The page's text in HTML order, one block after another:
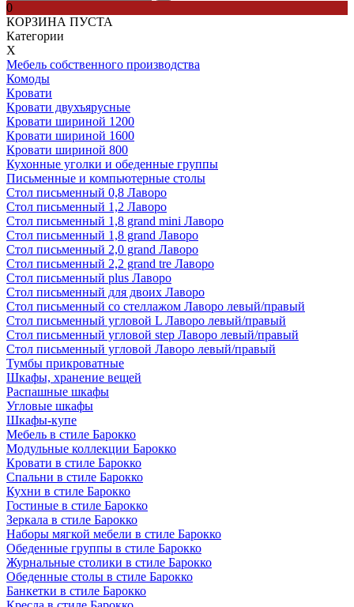
0
КОРЗИНА ПУСТА
Категории
Х
Мебель собственного производства
Комоды
Кровати
Кровати двухъярусные
Кровати шириной 1200
Кровати шириной 1600
Кровати шириной 800
Кухонные уголки и обеденные группы
Письменные и компьютерные столы
Стол письменный 0,8 Лаворо
Стол письменный 1,2 Лаворо
Стол письменный 1,8 grand mini Лаворо
Стол письменный 1,8 grand Лаворо
Стол письменный 2,0 grand Лаворо
Стол письменный 2,2 grand tre Лаворо
Стол письменный plus Лаворо
Стол письменный для двоих Лаворо
Стол письменный со стеллажом Лаворо левый/правый
Стол письменный угловой L Лаворо левый/правый
Стол письменный угловой step Лаворо левый/правый
Стол письменный угловой Лаворо левый/правый
Тумбы прикроватные
Шкафы, хранение вещей
Распашные шкафы
Угловые шкафы
Шкафы-купе
Мебель в стиле Барокко
Модульные коллекции Барокко
Кровати в стиле Барокко
Спальни в стиле Барокко
Кухни в стиле Барокко
Гостиные в стиле Барокко
Зеркала в стиле Барокко
Наборы мягкой мебели в стиле Барокко
Обеденные группы в стиле Барокко
Журнальные столики в стиле Барокко
Обеденные столы в стиле Барокко
Банкетки в стиле Барокко